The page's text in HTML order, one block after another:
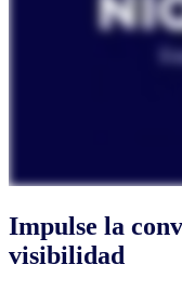
Impulse la
visibilidad